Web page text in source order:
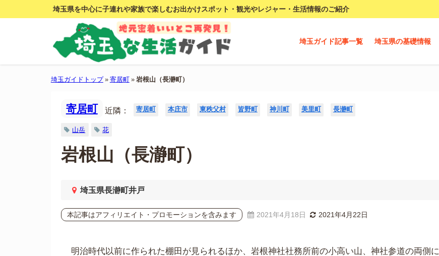
埼玉県を中心に子連れや家族で楽しむお出かけスポット・観光やレジャー・生活情報のご紹介
埼玉ガイド記事一覧 埼玉県の基礎情報
埼玉ガイドトップ» 寄居町» 岩根山（長瀞町）
寄居町 近隣： 寄居町 本庄市 東秩父村 皆野町 神川町 美里町 長瀞町
山岳 花
岩根山（長瀞町）
埼玉県長瀞町井戸
本記事はアフィリエイト・プロモーションを含みます 2021年4月18日 2021年4月22日
明治時代以前に作られた棚田が見られるほか、岩根神社社務所前の小高い山、神社参道の両側に